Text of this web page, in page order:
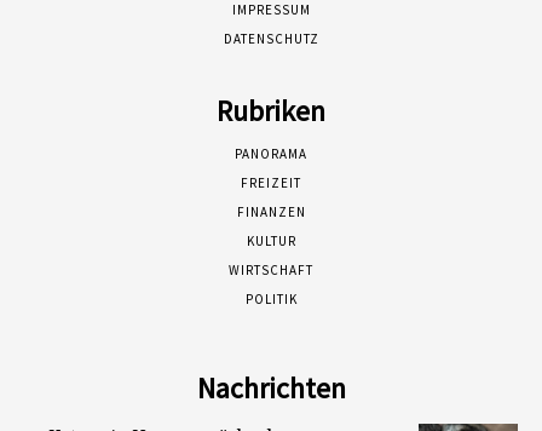
IMPRESSUM
DATENSCHUTZ
Rubriken
PANORAMA
FREIZEIT
FINANZEN
KULTUR
WIRTSCHAFT
POLITIK
Nachrichten